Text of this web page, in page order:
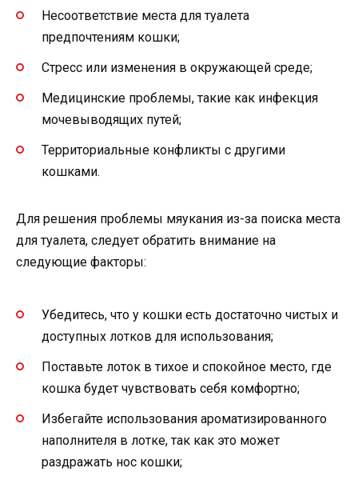
Несоответствие места для туалета
предпочтениям кошки;
Стресс или изменения в окружающей среде;
Медицинские проблемы, такие как инфекция
мочевыводящих путей;
Территориальные конфликты с другими
кошками.
Для решения проблемы мяукания из-за поиска места
для туалета, следует обратить внимание на
следующие факторы:
Убедитесь, что у кошки есть достаточно чистых и
доступных лотков для использования;
Поставьте лоток в тихое и спокойное место, где
кошка будет чувствовать себя комфортно;
Избегайте использования ароматизированного
наполнителя в лотке, так как это может
раздражать нос кошки;